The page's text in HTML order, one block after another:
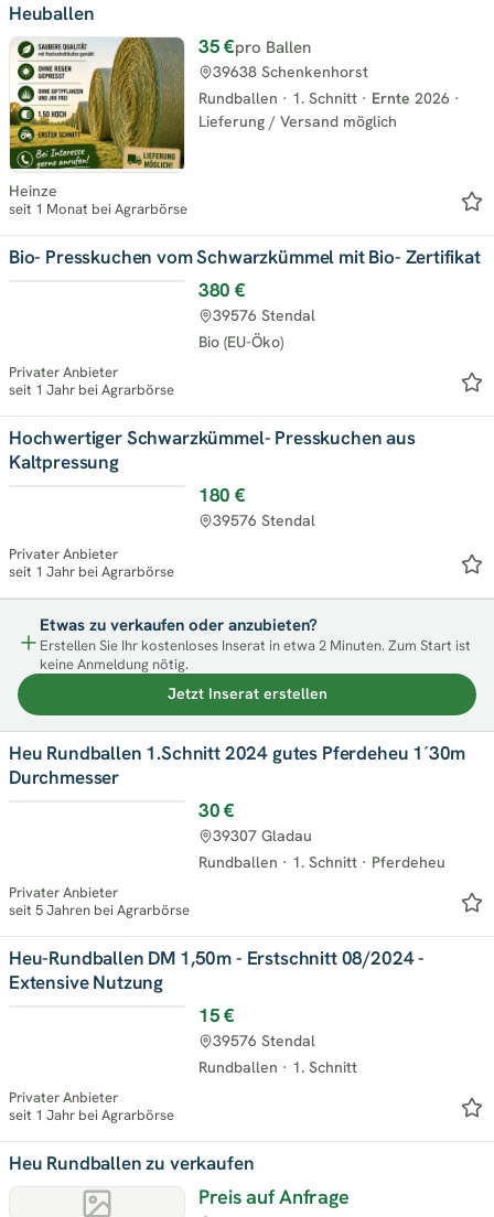
Heuballen
35 €pro Ballen
Rundballen · 1. Schnitt · Ernte 2026 ·
Lieferung / Versand möglich
39638 Schenkenhorst
Heinze
seit 1 Monat bei Agrarbörse
Bio- Presskuchen vom Schwarzkümmel mit Bio- Zertifikat
380 €
Bio (EU-Öko)
39576 Stendal
Privater Anbieter
seit 1 Jahr bei Agrarbörse
Hochwertiger Schwarzkümmel- Presskuchen aus
Kaltpressung
180 €
39576 Stendal
Privater Anbieter
seit 1 Jahr bei Agrarbörse
Etwas zu verkaufen oder anzubieten?
Erstellen Sie Ihr kostenloses Inserat in etwa 2 Minuten. Zum Start ist
keine Anmeldung nötig.
Jetzt Inserat erstellen
Heu Rundballen 1.Schnitt 2024 gutes Pferdeheu 1´30m
Durchmesser
30 €
Rundballen · 1. Schnitt · Pferdeheu
39307 Gladau
Privater Anbieter
seit 5 Jahren bei Agrarbörse
Heu-Rundballen DM 1,50m - Erstschnitt 08/2024 -
Extensive Nutzung
15 €
Rundballen · 1. Schnitt
39576 Stendal
Privater Anbieter
seit 1 Jahr bei Agrarbörse
Heu Rundballen zu verkaufen
Preis auf Anfrage